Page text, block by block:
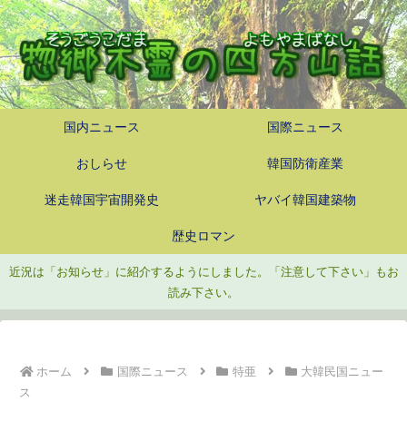
国内ニュース 国際ニュース
おしらせ 韓国防衛産業
迷走韓国宇宙開発史 ヤバイ韓国建築物
歴史ロマン
近況は「お知らせ」に紹介するようにしました。「注意して下さい」もお
読み下さい。
ホーム 国際ニュース 特亜
大韓民国ニュー
ス